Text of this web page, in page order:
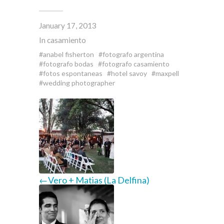
January 17, 2013
In casamiento
anabel fisherton
fotografo argentina
fotografo bodas
fotografo casamiento
fotos espontaneas
hotel savoy
maxpell
wedding photographer
←Vero + Matias (La Delfina)